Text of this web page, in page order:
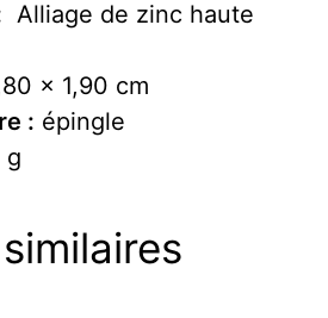
Alliage de zinc haute
x 1,90 cm
: épingle
g